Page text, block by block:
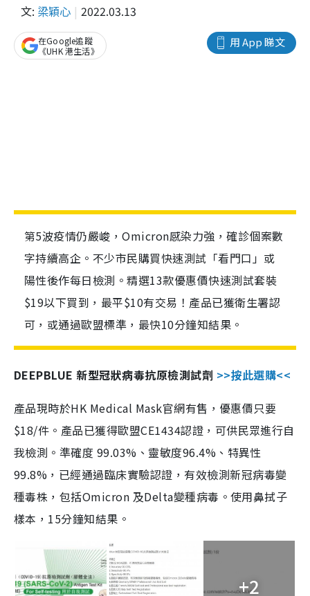
文: 梁穎心 2022.03.13
用 App 睇文
在Google追蹤
《UHK 港生活》
第5波疫情仍嚴峻，Omicron感染力強，確診個案數
字持續高企。不少市民購買快速測試「看門口」或
陽性後作每日檢測。精選13款優惠價快速測試套裝
$19以下買到，最平$10有交易！產品已獲衛生署認
可，或通過歐盟標準，最快10分鐘知結果。
DEEPBLUE 新型冠狀病毒抗原檢測試劑 >>按此選購<<
產品現時於HK Medical Mask官網有售，優惠價只要
$18/件。產品已獲得歐盟CE1434認證，可供民眾進行自
我檢測。準確度 99.03%、靈敏度96.4%、特異性
99.8%，已經通過臨床實驗認證，有效檢測新冠病毒變
種毒株，包括Omicron 及Delta變種病毒。使用鼻拭子
樣本，15分鐘知結果。
+2